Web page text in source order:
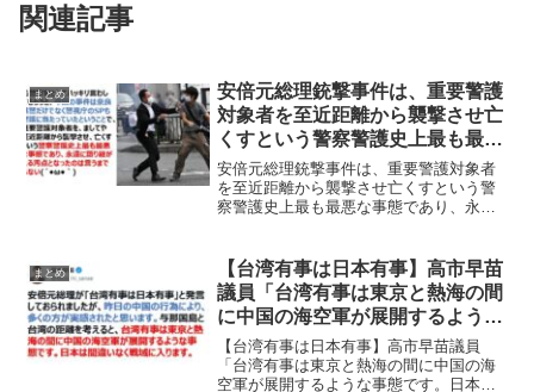
関連記事
まとめ
安倍元総理銃撃事件は、重要警護
対象者を至近距離から襲撃させ亡
くすという警察警護史上最も最悪
な事態であり、永遠に語り継がれ
る汚点となった
安倍元総理銃撃事件は、重要警護対象者
を至近距離から襲撃させ亡くすという警
察警護史上最も最悪な事態であり、永遠
事件は奈良県警だけでなく警視庁のSPも
警護に当たっていたとい...
まとめ
【台湾有事は日本有事】高市早苗
議員「台湾有事は東京と熱海の間
に中国の海空軍が展開するような
事態です。日本は間違いなく戦域
に入ります。」
【台湾有事は日本有事】高市早苗議員
「台湾有事は東京と熱海の間に中国の海
空軍が展開するような事態です。日本は